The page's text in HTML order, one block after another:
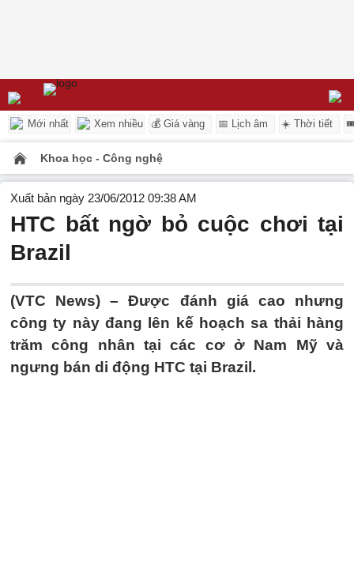
Mới nhất Xem nhiều 💰 Giá vàng 📅 Lịch âm ☀️ Thời tiết
Khoa học - Công nghệ
Xuất bản ngày 23/06/2012 09:38 AM
HTC bất ngờ bỏ cuộc chơi tại
Brazil
(VTC News) – Được đánh giá cao nhưng
công ty này đang lên kế hoạch sa thải hàng
trăm công nhân tại các cơ ở Nam Mỹ và
ngưng bán di động HTC tại Brazil.